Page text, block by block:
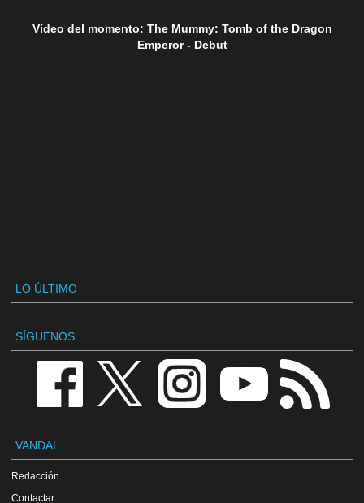
Vídeo del momento: The Mummy: Tomb of the Dragon
Emperor - Debut
LO ÚLTIMO
SÍGUENOS
VANDAL
Redacción
Contactar